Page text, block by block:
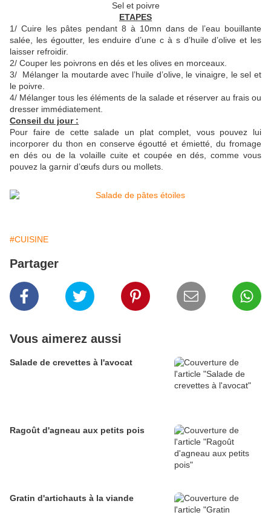
Sel et poivre
ETAPES
1/ Cuire les pâtes pendant 8 à 10mn dans de l’eau bouillante
salée, les égoutter, les enduire d’une c à s d’huile d’olive et les
laisser refroidir.
2/ Couper les poivrons en dés et les olives en morceaux.
3/ Mélanger la moutarde avec l’huile d’olive, le vinaigre, le sel et
le poivre.
4/ Mélanger tous les éléments de la salade et réserver au frais ou
dresser immédiatement.
Conseil du jour :
Pour faire de cette salade un plat complet, vous pouvez lui
incorporer du thon en conserve égoutté et émietté, du fromage
en dés ou de la volaille cuite et coupée en dés, comme vous
pouvez la garnir d’œufs durs ou mollets.
#CUISINE
Partager
Vous aimerez aussi
Salade de crevettes à l'avocat
Ragoût d'agneau aux petits pois
Gratin d'artichauts à la viande